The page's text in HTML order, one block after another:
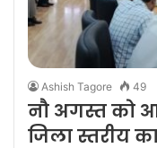
नौ अगस्त को
जिला स्तरीय
लातेहार। आगामी नौ अगस्त